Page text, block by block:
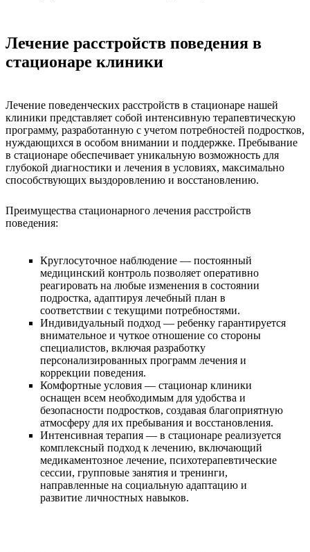
Лечение расстройств поведения в
стационаре клиники
Лечение поведенческих расстройств в стационаре нашей
клиники представляет собой интенсивную терапевтическую
программу, разработанную с учетом потребностей подростков,
нуждающихся в особом внимании и поддержке. Пребывание
в стационаре обеспечивает уникальную возможность для
глубокой диагностики и лечения в условиях, максимально
способствующих выздоровлению и восстановлению.
Преимущества стационарного лечения расстройств
поведения:
Круглосуточное наблюдение — постоянный
медицинский контроль позволяет оперативно
реагировать на любые изменения в состоянии
подростка, адаптируя лечебный план в
соответствии с текущими потребностями.
Индивидуальный подход — ребенку гарантируется
внимательное и чуткое отношение со стороны
специалистов, включая разработку
персонализированных программ лечения и
коррекции поведения.
Комфортные условия — стационар клиники
оснащен всем необходимым для удобства и
безопасности подростков, создавая благоприятную
атмосферу для их пребывания и восстановления.
Интенсивная терапия — в стационаре реализуется
комплексный подход к лечению, включающий
медикаментозное лечение, психотерапевтические
сессии, групповые занятия и тренинги,
направленные на социальную адаптацию и
развитие личностных навыков.